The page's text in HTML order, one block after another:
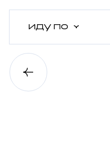
иду по